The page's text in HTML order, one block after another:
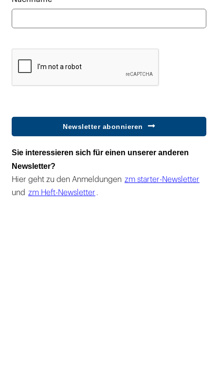
Newsletter abonnieren
Sie interessieren sich für einen unserer anderen
Newsletter?
Hier geht zu den Anmeldungen zm starter-Newsletter
und zm Heft-Newsletter .